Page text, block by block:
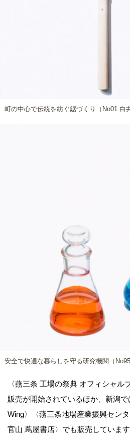
町の中心で伝統を紡ぐ鋸づくり（No01 白
安全で快適な暮らしを守る研究機関（
〈燕三条 工場の祭典 オフィシャル
販売が開始されているほか、新潟
Wing〉〈燕三条地場産業振興セン
官山 蔦屋書店〉でも販売していま